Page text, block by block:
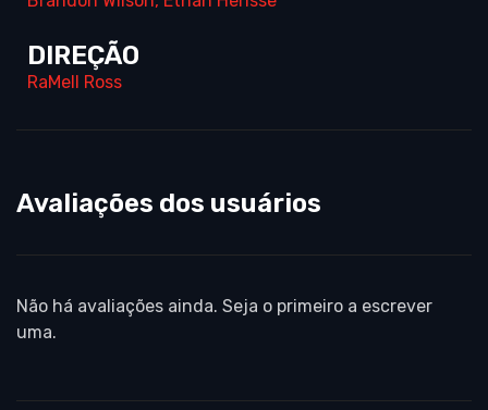
DIREÇÃO
RaMell Ross
Avaliações dos usuários
Não há avaliações ainda. Seja o primeiro a escrever
uma.